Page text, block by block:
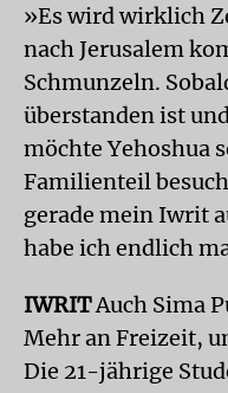
»Es wird wirklich
nach Jerusalem
Schmunzeln.
überstanden ist
möchte Yehoshua
Familienteil
gerade mein Iwrit
habe ich endlich
IWRITAuch Sima
Mehr an Freizeit,
Die 21-jährige